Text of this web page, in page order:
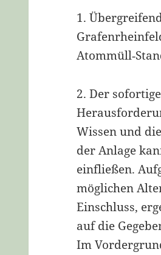
1.
2. Der
Wissen und
der Anlage
einfließen.
möglichen
Einschluss,
auf die
Im